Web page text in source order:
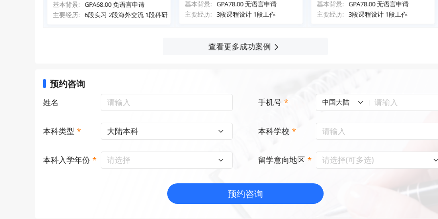
ness and Management
基本背景: GPA68.00 免语言申请
主要经历: 6段实习 2段海外交流 1段科研
基本背景: GPA78.00 无语言申请
主要经历: 3段课程设计 1段工作
基本背景: GPA78.00 无语言申请
主要经历: 3段课程设计 1段工作
查看更多成功案例
预约咨询
姓名 手机号 * 中国大陆
本科类型 * 大陆本科 本科学校 *
本科入学年份 * 请选择 留学意向地区 * 请选择(可多选)
预约咨询